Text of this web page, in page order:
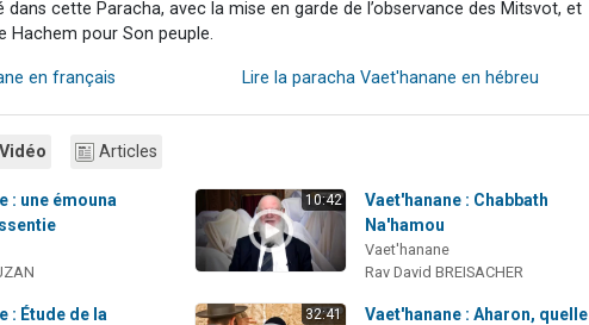
cette Paracha, avec la mise en garde de l’observance des Mitsvot, et
Hachem pour Son peuple.
en français Lire la paracha Vaet'hanane en hébreu
Articles
: une émouna
10:42
Vaet'hanane : Chabbath
Na'hamou
Vaet'hanane
Rav David BREISACHER
: Étude de la
32:41
Vaet'hanane : Aharon, quelle